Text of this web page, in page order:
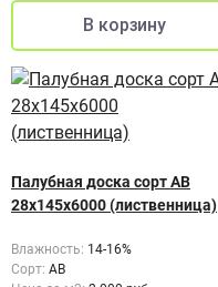
Палубная доска сорт AB
28x145x6000 (лиственница)
Влажность: 14-16%
Сорт: AB